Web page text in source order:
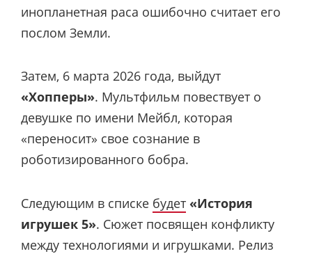
инопланетная раса ошибочно считает его
послом Земли.
Затем, 6 марта 2026 года, выйдут
«Хопперы». Мультфильм повествует о
девушке по имени Мейбл, которая
«переносит» свое сознание в
роботизированного бобра.
Следующим в списке будет «История
игрушек 5». Сюжет посвящен конфликту
между технологиями и игрушками. Релиз